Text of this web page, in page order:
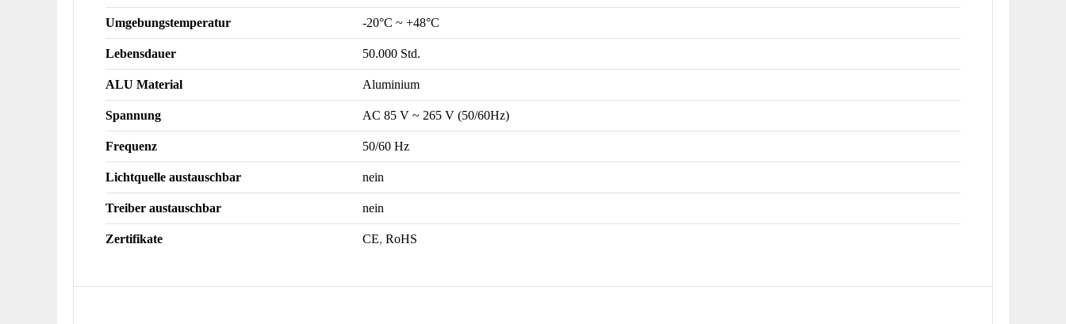
Umgebungstemperatur -20°C ~ +48°C
Lebensdauer 50.000 Std.
ALU Material Aluminium
Spannung AC 85 V ~ 265 V (50/60Hz)
Frequenz 50/60 Hz
Lichtquelle austauschbar nein
Treiber austauschbar nein
Zertifikate CE, RoHS